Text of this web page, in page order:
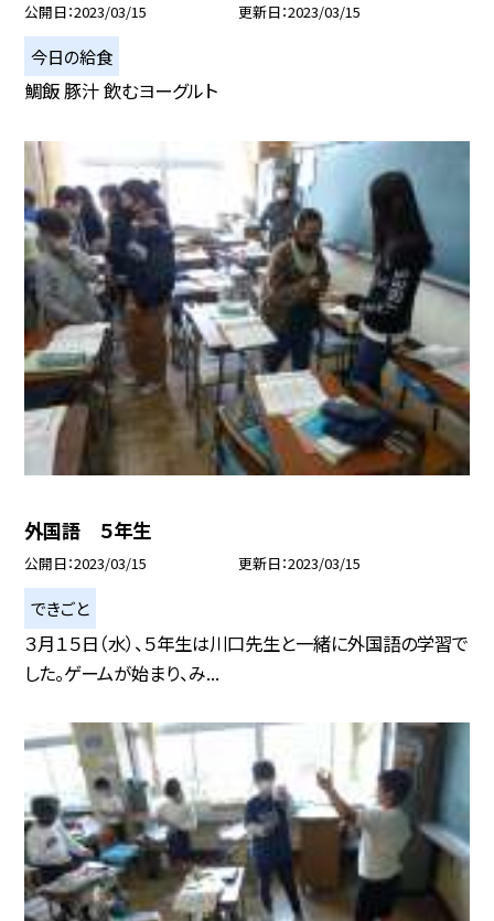
公開日 2023/03/15 更新日 2023/03/15
今日の給食
鯛飯 豚汁 飲むヨーグルト
外国語 ５年生
公開日 2023/03/15 更新日 2023/03/15
できごと
３月１５日（水）、５年生は川口先生と一緒に外国語の学習で
した。ゲームが始まり、み...